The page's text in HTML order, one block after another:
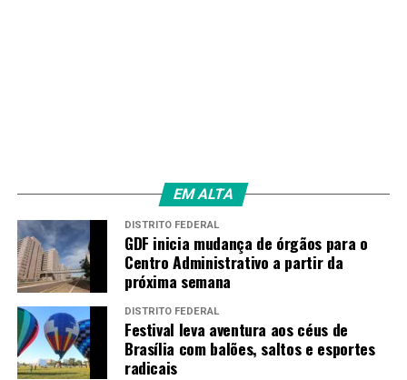
EM ALTA
DISTRITO FEDERAL
GDF inicia mudança de órgãos para o
Centro Administrativo a partir da
próxima semana
DISTRITO FEDERAL
Festival leva aventura aos céus de
Brasília com balões, saltos e esportes
radicais